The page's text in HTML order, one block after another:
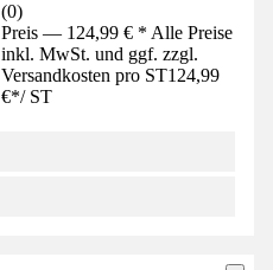
(0)
Preis — 124,99 € * Alle Preise
inkl. MwSt. und ggf. zzgl.
Versandkosten pro ST124,99
€*/ ST